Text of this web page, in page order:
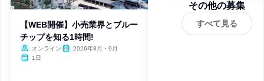
【WEB開催】小売業界とブルー
チップを知る1時間!
オンライン
2026年8月・9月
1日
その他の募集
すべて見る